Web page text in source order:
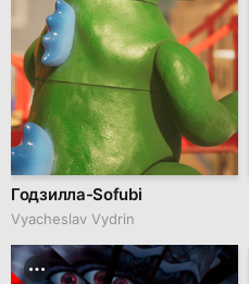
Годзилла-Sofubi
Vyacheslav Vydrin